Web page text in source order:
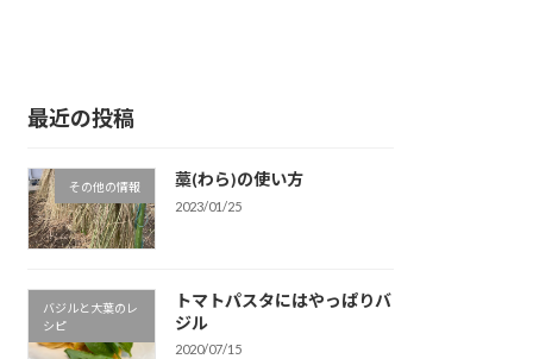
最近の投稿
その他の情報 藁(わら)の使い方
2023/01/25
バジルと大葉のレ
シピ
トマトパスタにはやっぱりバ
ジル
2020/07/15